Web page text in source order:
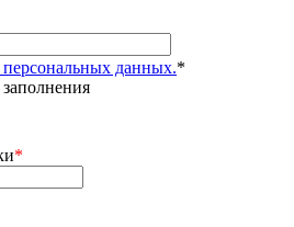
персональных данных.*
*